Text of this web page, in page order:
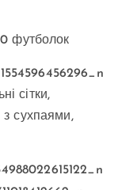
футболок
сітки,
з сухпаями,